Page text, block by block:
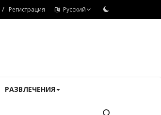
/ Регистрация Русский
РАЗВЛЕЧЕНИЯ